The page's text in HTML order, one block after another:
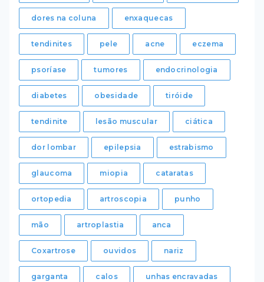
dores na coluna enxaquecas
tendinites pele acne eczema
psoríase tumores endocrinologia
diabetes obesidade tiróide
tendinite lesão muscular ciática
dor lombar epilepsia estrabismo
glaucoma miopia cataratas
ortopedia artroscopia punho
mão artroplastia anca
Coxartrose ouvidos nariz
garganta calos unhas encravadas